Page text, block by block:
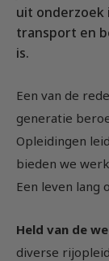
Vrachtauto met
Rijbewijs D (Bus)
Lange Zware
Trekker (T)
Taxi (Opleiding
Training
Machinist
Reachtruck
Praktijkopleider
Praktijktrainer (PTN)
uit onderzoek
transport en
is.
Een van de
generatie
Opleidingen
bieden we
Een leven lang
Held van de
diverse